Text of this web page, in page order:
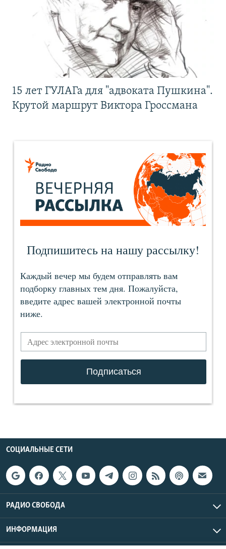
15 лет ГУЛАГа для "адвоката Пушкина".
Крутой маршрут Виктора Гроссмана
СОЦИАЛЬНЫЕ СЕТИ
РАДИО СВОБОДА
ИНФОРМАЦИЯ